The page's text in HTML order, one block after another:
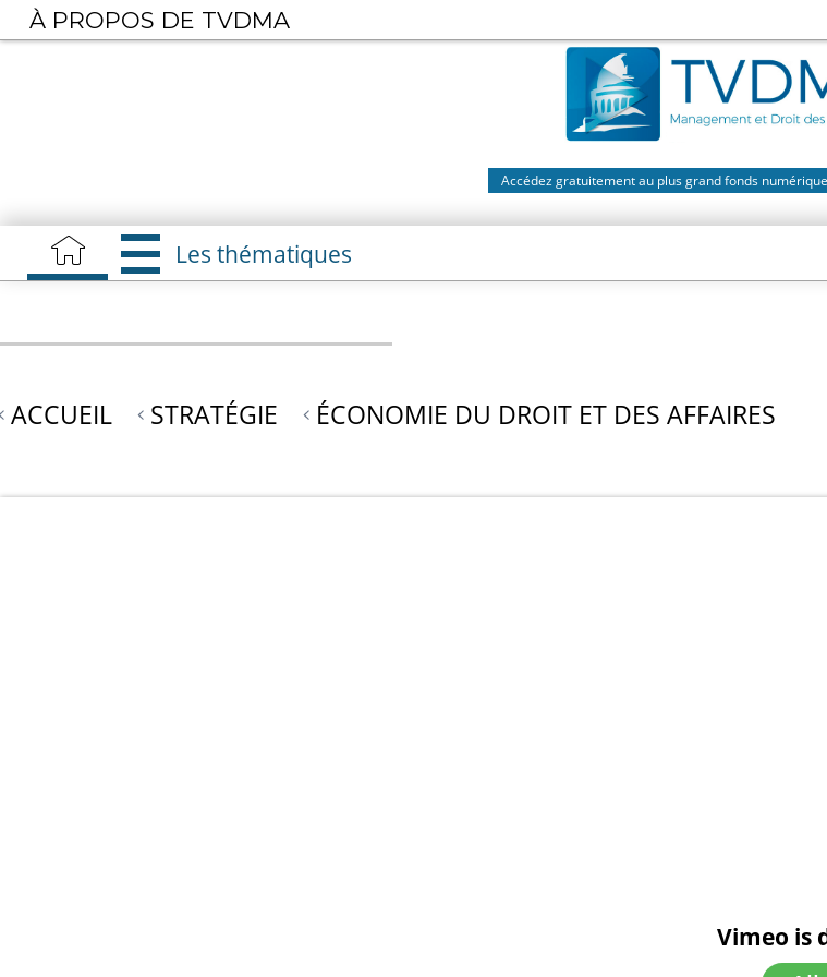
Aller
au
Accédez gratuitement au plus grand fonds
Les thématiques
ACCUEIL STRATÉGIE ÉCONOMIE DU DROIT ET DES AFFAIRES
Vimeo is
À PROPOS DE TVDMA